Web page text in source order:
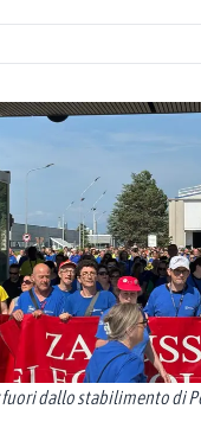
dallo stabilimento di